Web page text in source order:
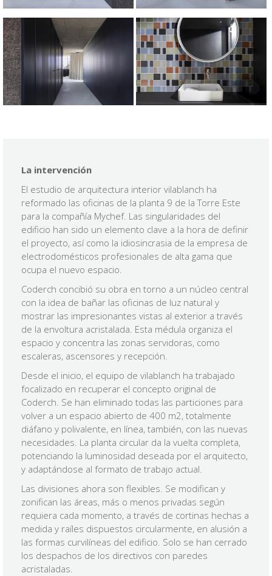
La intervención
El estudio de arquitectura interior vilablanch ha
reformado las oficinas de la planta 9 de la Torre Este
para la compañía Mychef. Las singularidades del
edificio han sido un elemento clave a la hora de definir
el proyecto, así como la idiosincrasia de la empresa de
electrodomésticos profesionales de alta gama que
ocupa el nuevo espacio.
Coderch concibió su obra en torno a un núcleo central
con la idea de bañar las oficinas de luz natural y
mostrar las impresionantes vistas al exterior a través
de la envoltura acristalada. Esta médula organiza el
espacio y concentra las zonas servidoras, como
escaleras, ascensores y recepción.
Desde el inicio, el equipo de vilablanch ha trabajado
focalizado en recuperar el concepto original de
Coderch. Se han eliminado todas las particiones para
volver a un espacio abierto de 400 m2, totalmente
diáfano y polivalente, en línea, también, con las nuevas
necesidades. La planta circular da la vuelta completa,
potenciando la luminosidad deseada por el arquitecto,
y adaptándose al formato de trabajo actual.
Las divisiones ahora son flexibles. Se modifican y
zonifican las áreas, más o menos privadas según
requiera cada momento, a través de cortinas hechas a
medida y raíles dispuestos circularmente, en alusión a
las formas curvilíneas del edificio. Solo se han cerrado
los despachos de los directivos con paredes
acristaladas.